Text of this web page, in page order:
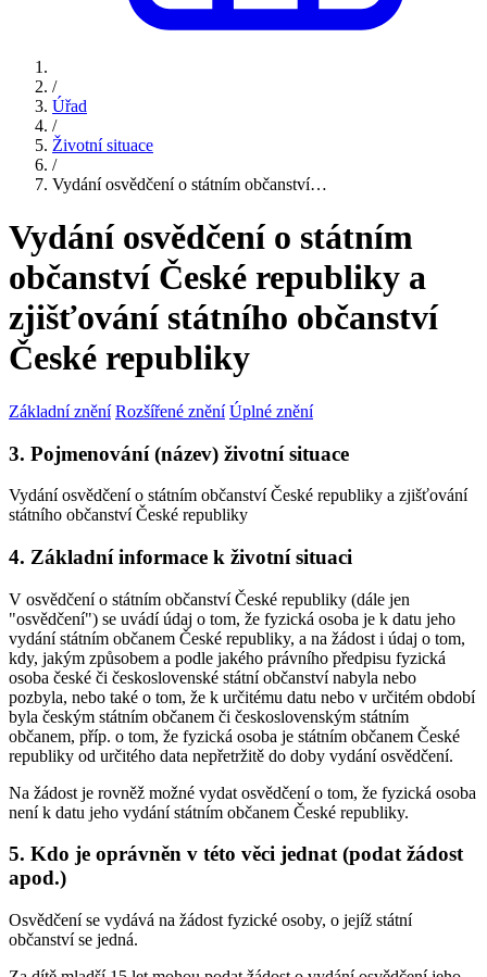
/
Úřad
/
Životní situace
/
Vydání osvědčení o státním občanství…
Vydání osvědčení o státním
občanství České republiky a
zjišťování státního občanství
České republiky
Základní znění Rozšířené znění Úplné znění
3. Pojmenování (název) životní situace
Vydání osvědčení o státním občanství České republiky a zjišťování
státního občanství České republiky
4. Základní informace k životní situaci
V osvědčení o státním občanství České republiky (dále jen
"osvědčení") se uvádí údaj o tom, že fyzická osoba je k datu jeho
vydání státním občanem České republiky, a na žádost i údaj o tom,
kdy, jakým způsobem a podle jakého právního předpisu fyzická
osoba české či československé státní občanství nabyla nebo
pozbyla, nebo také o tom, že k určitému datu nebo v určitém období
byla českým státním občanem či československým státním
občanem, příp. o tom, že fyzická osoba je státním občanem České
republiky od určitého data nepřetržitě do doby vydání osvědčení.
Na žádost je rovněž možné vydat osvědčení o tom, že fyzická osoba
není k datu jeho vydání státním občanem České republiky.
5. Kdo je oprávněn v této věci jednat (podat žádost
apod.)
Osvědčení se vydává na žádost fyzické osoby, o jejíž státní
občanství se jedná.